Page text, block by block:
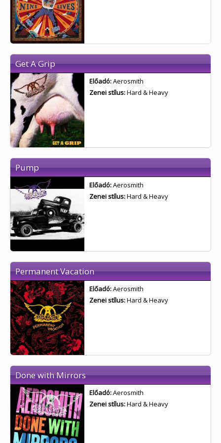
Get A Grip
Előadó:Aerosmith
Zenei stílus:Hard & Heavy
Pump
Előadó:Aerosmith
Zenei stílus:Hard & Heavy
Permanent Vacation
Előadó:Aerosmith
Zenei stílus:Hard & Heavy
Done with Mirrors
Előadó:Aerosmith
Zenei stílus:Hard & Heavy